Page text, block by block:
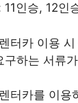
11인승, 12인
터카 이용 시
구하는 서류
터카를 이용